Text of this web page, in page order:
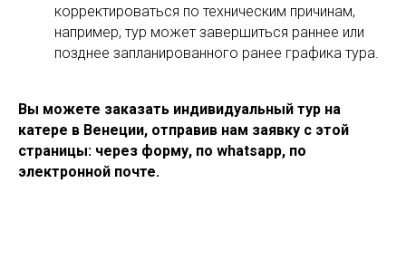
корректироваться по техническим причинам,
например, тур может завершиться раннее или
позднее запланированного ранее графика тура.
Вы можете заказать индивидуальный тур на
катере в Венеции, отправив нам заявку с этой
страницы: через форму, по whatsapp, по
электронной почте.